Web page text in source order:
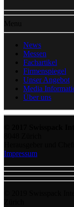
Menu
News
Messen
Fachartikel
Firmenspiegel
Unser Angebot
Media
Über uns
Impressum